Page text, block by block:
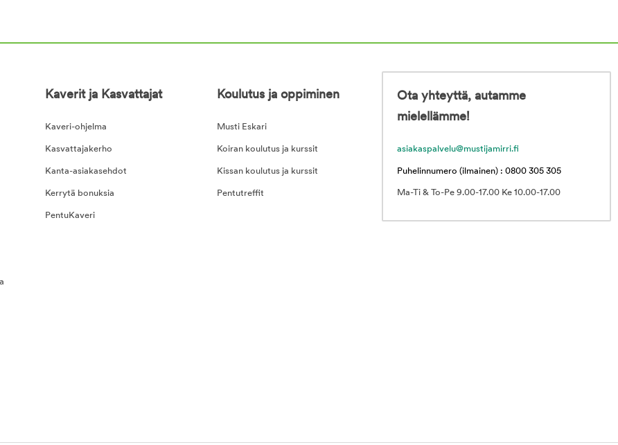
Kaverit ja Kasvattajat
Kaveri-ohjelma
Kasvattajakerho
Kanta-asiakasehdot
Kerrytä bonuksia
PentuKaveri
Koulutus ja oppiminen
Musti Eskari
Koiran koulutus ja kurssit
Kissan koulutus ja kurssit
Pentutreffit
Ota yhteyttä, autamme
mielellämme!
asiakaspalvelu@mustijamirri.fi
Puhelinnumero (ilmainen) : 0800 305 305
Ma-Ti & To-Pe 9.00-17.00 Ke 10.00-17.00